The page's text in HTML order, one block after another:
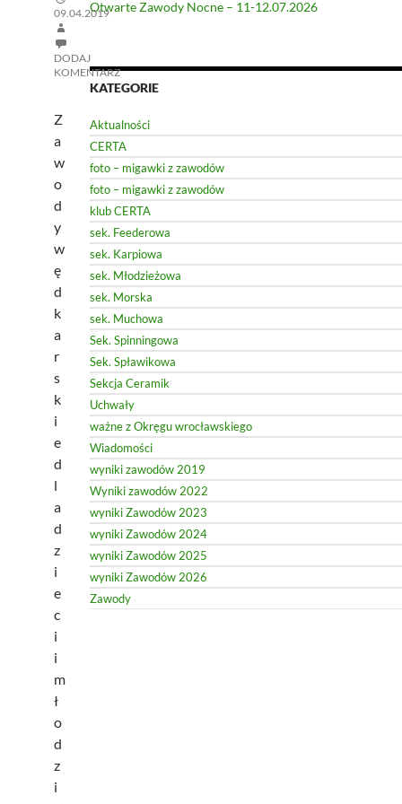
09.04.2019
DODAJ
KOMENTARZ
Z
a
w
o
d
y
w
ę
d
k
a
r
s
k
i
e
d
l
a
d
z
i
e
c
i
i
m
ł
o
d
z
i
Otwarte Zawody Nocne – 11-12.07.2026
KATEGORIE
Aktualności
CERTA
foto – migawki z zawodów
foto – migawki z zawodów
klub CERTA
sek. Feederowa
sek. Karpiowa
sek. Młodzieżowa
sek. Morska
sek. Muchowa
Sek. Spinningowa
Sek. Spławikowa
Sekcja Ceramik
Uchwały
ważne z Okręgu wrocławskiego
Wiadomości
wyniki zawodów 2019
Wyniki zawodów 2022
wyniki Zawodów 2023
wyniki Zawodów 2024
wyniki Zawodów 2025
wyniki Zawodów 2026
Zawody